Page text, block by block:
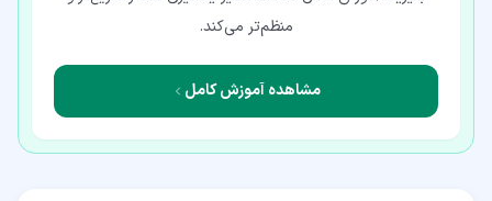
منظم‌تر می‌کند.
مشاهده آموزش کامل